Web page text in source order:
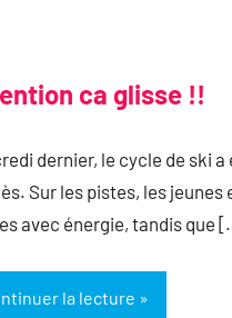
ca glisse !!
dernier, le cycle de ski a
Sur les pistes, les jeunes
avec énergie, tandis que
la lecture